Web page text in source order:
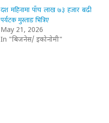
दश महिनामा पाँच लाख ७३ हजार बढी
पर्यटक मुस्ताङ भित्रिए
May 21, 2026
In "बिजनेस/ इकोनोमी"